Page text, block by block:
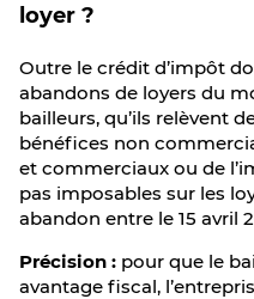
loyer ?
Outre le crédit d’impôt
abandons de loyers du
bailleurs, qu’ils relèvent
bénéfices non
et commerciaux ou de
pas imposables sur les
abandon entre le 15 avril
Précision : pour que le
avantage fiscal,